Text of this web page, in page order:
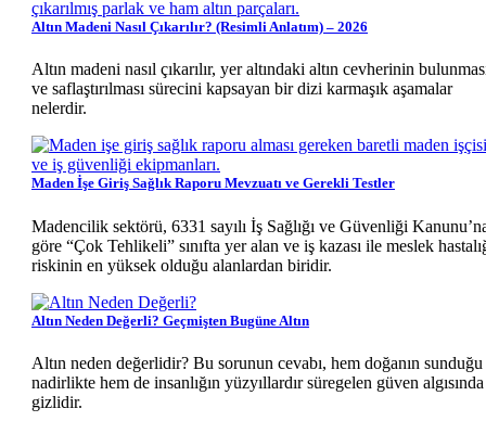
Altın Madeni Nasıl Çıkarılır? (Resimli Anlatım) – 2026
Altın madeni nasıl çıkarılır, yer altındaki altın cevherinin
ve saflaştırılması sürecini kapsayan bir dizi karmaşık aşamalar
nelerdir.
Maden İşe Giriş Sağlık Raporu Mevzuatı ve Gerekli Testler
Madencilik sektörü, 6331 sayılı İş Sağlığı ve Güvenliği
göre “Çok Tehlikeli” sınıfta yer alan ve iş kazası ile meslek
riskinin en yüksek olduğu alanlardan biridir.
Altın Neden Değerli? Geçmişten Bugüne Altın
Altın neden değerlidir? Bu sorunun cevabı, hem doğanın sunduğu
nadirlikte hem de insanlığın yüzyıllardır süregelen güven algısında
gizlidir.